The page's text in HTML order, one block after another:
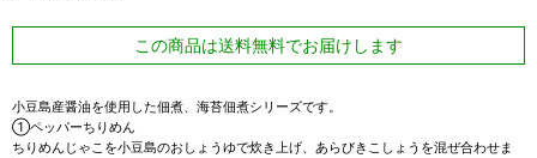
この商品は送料無料でお届けします
小豆島産醤油を使用した佃煮、海苔佃煮シリーズです。
①ペッパーちりめん
ちりめんじゃこを小豆島のおしょうゆで炊き上げ、あらびきこしょうを混ぜ合わせま